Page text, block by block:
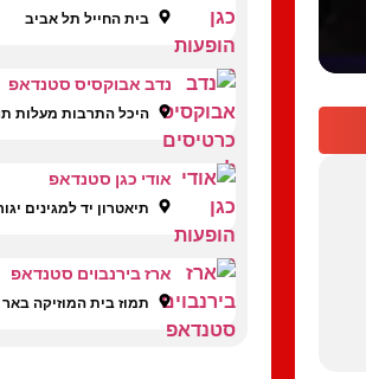
בית החייל תל אביב
נדב אבוקסיס סטנדאפ
היכל התרבות מעלות
אודי כגן סטנדאפ
תיאטרון יד למגינים
ארז בירנבוים סטנדאפ
תמוז בית המוזיקה